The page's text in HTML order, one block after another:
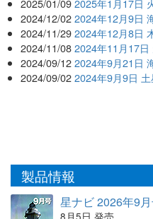
2024/12/02 2024年12月9日
2024/11/29 2024年12月8日
2024/11/08 2024年11月17
2024/09/12 2024年9月21日
2024/09/02 2024年9月9日
製品情報
星ナビ 2026年9